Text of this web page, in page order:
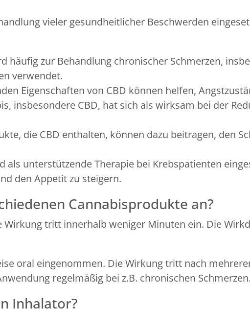
vieler gesundheitlicher Beschwerden
häufig zur Behandlung chronischer Schmerzen,
verwendet.
Eigenschaften von CBD können helfen,
insbesondere CBD, hat sich als wirksam bei der
die CBD enthalten, können dazu beitragen, den
als unterstützende Therapie bei Krebspatienten
den Appetit zu steigern.
Cannabisprodukte an?
tritt innerhalb weniger Minuten ein. Die
oral eingenommen. Die Wirkung tritt nach
regelmäßig bei z.B. chronischen
Inhalator?